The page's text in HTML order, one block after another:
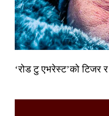
‘रोड टु एभरेस्ट’को टिजर